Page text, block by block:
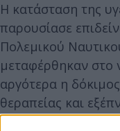
Η κατάσταση της
παρουσίασε
Πολεμικού
μεταφέρθηκαν στο
αργότερα η
θεραπείας και
ρεπορτάζ, η